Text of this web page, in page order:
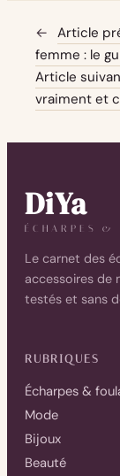
← Article
femme : le
Article
vraiment et
DiYa
ÉCHARPES &
Le carnet des
accessoires de
testés et sans
RUBRIQUES
Écharpes &
Mode
Bijoux
Beauté